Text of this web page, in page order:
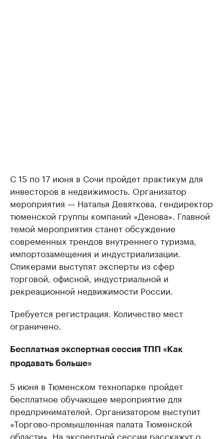
С 15 по 17 июня в Сочи пройдет практикум для
инвесторов в недвижимость. Организатор
мероприятия — Наталья Девяткова, гендиректор
тюменской группы компаний «Денова». Главной
темой мероприятия станет обсуждение
современных трендов внутреннего туризма,
импортозамещения и индустриализации.
Спикерами выступят эксперты из сфер
торговой, офисной, индустриальной и
рекреационной недвижимости России.
Требуется регистрация. Количество мест
ограничено.
Бесплатная экспертная сессия ТПП «Как
продавать больше»
5 июня в Тюменском технопарке пройдет
бесплатное обучающее мероприятие для
предпринимателей. Организатором выступит
«Торгово-промышленная палата Тюменской
области». На экспертной сессии расскажут о